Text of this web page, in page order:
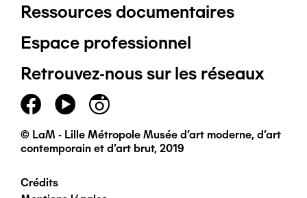
Pied
de
page
principal
Ressources documentaires
Espace professionnel
Retrouvez-nous sur les réseaux
© LaM - Lille Métropole Musée d'art moderne, d'art
contemporain et d'art brut, 2019
Crédits